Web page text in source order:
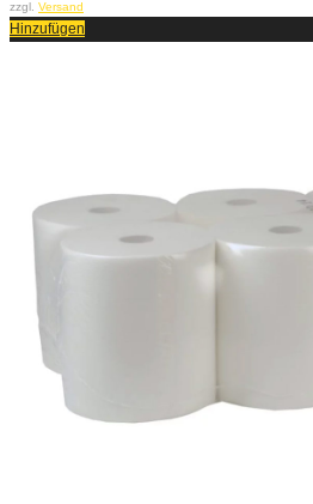
zzgl. Versand
Hinzufügen